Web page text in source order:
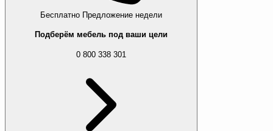
Бесплатно Предложение недели
Подберём мебель под ваши цели
0 800 338 301